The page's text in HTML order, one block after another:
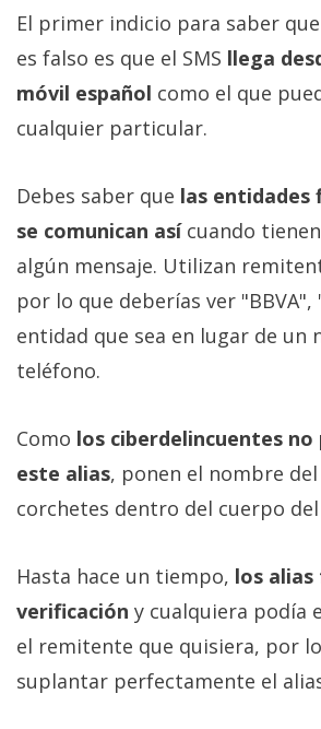
El primer indicio para saber
es falso es que el SMS llega
móvil español como el que
cualquier particular.
Debes saber que las entidades
se comunican asícuando
algún mensaje. Utilizan
por lo que deberías ver "BBVA",
entidad que sea en lugar de un
teléfono.
Como los ciberdelincuentes
este alias, ponen el nombre
corchetes dentro del cuerpo
Hasta hace un tiempo, los alias
verificación y cualquiera podía
el remitente que quisiera, por
suplantar perfectamente el